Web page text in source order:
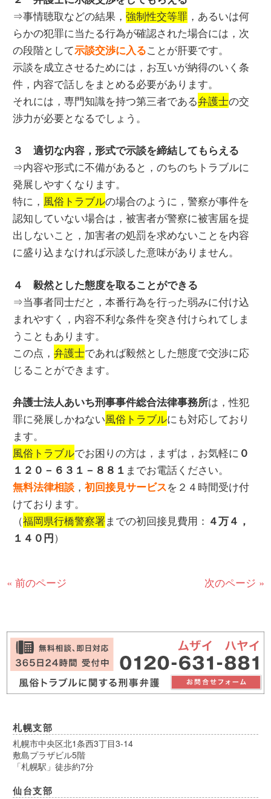
⇒事情聴取などの結果，強制性交等罪 ，あるいは何
らかの犯罪に当たる行為が確認された場合には，次
の段階として示談交渉に入ることが肝要です。
示談を成立させるためには，お互いが納得のいく条
件，内容で話しをまとめる必要があります。
それには，専門知識を持つ第三者である弁護士の交
渉力が必要となるでしょう。
３ 適切な内容，形式で示談を締結してもらえる
⇒内容や形式に不備があると，のちのちトラブルに
発展しやすくなります。
特に， 風俗トラブルの場合のように，警察が事件を
認知していない場合は，被害者が警察に被害届を提
出しないこと，加害者の処罰を求めないことを内容
に盛り込まなければ示談した意味がありません。
４ 毅然とした態度を取ることができる
⇒当事者同士だと，本番行為を行った弱みに付け込
まれやすく，内容不利な条件を突き付けられてしま
うこともあります。
この点，弁護士であれば毅然とした態度で交渉に応
じることができます。
弁護士法人あいち刑事事件総合法律事務所は，性犯
罪に発展しかねない風俗トラブルにも対応しており
ます。
風俗トラブルでお困りの方は，まずは，お気軽に ０
１２０－６３１－８８１ までお電話ください。
無料法律相談 ，初回接見サービスを２４時間受け付
けております。
（福岡県行橋警察署までの初回接見費用： ４万４，
１４０円）
« 前のページ 次のページ »
札幌支部
札幌市中央区北1条西3丁目3-14
敷島プラザビル5階
「札幌駅」徒歩約7分
仙台支部